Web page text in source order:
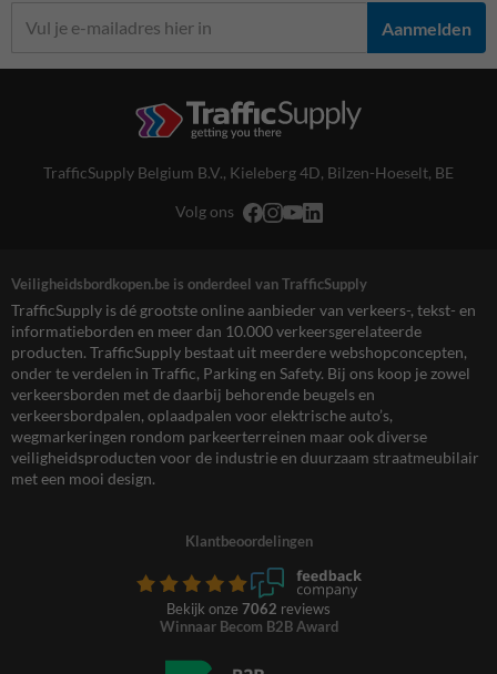
Aanmelden
TrafficSupply Belgium B.V., Kieleberg 4D, Bilzen-Hoeselt, BE
Volg ons
Veiligheidsbordkopen.be is onderdeel van TrafficSupply
TrafficSupply is dé grootste online aanbieder van verkeers-, tekst- en
informatieborden en meer dan 10.000 verkeersgerelateerde
producten. TrafficSupply bestaat uit meerdere webshopconcepten,
onder te verdelen in Traffic, Parking en Safety. Bij ons koop je zowel
verkeersborden met de daarbij behorende beugels en
verkeersbordpalen, oplaadpalen voor elektrische auto’s,
wegmarkeringen rondom parkeerterreinen maar ook diverse
veiligheidsproducten voor de industrie en duurzaam straatmeubilair
met een mooi design.
Klantbeoordelingen
Bekijk onze 7062 reviews
Winnaar Becom B2B Award